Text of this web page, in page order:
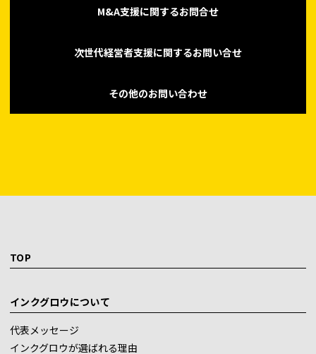
M&A支援に関するお問合せ
次世代経営者支援に関するお問い合せ
その他のお問い合わせ
TOP
インクグロウについて
代表メッセージ
インクグロウが選ばれる理由